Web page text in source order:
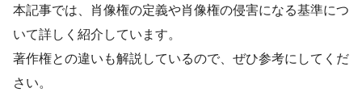
本記事では、肖像権の定義や肖像権の侵害になる基準につ
いて詳しく紹介しています。
著作権との違いも解説しているので、ぜひ参考にしてくだ
さい。